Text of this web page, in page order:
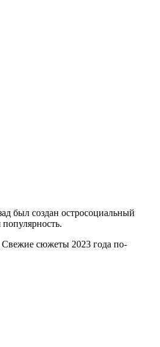
был создан остросоциальный
Свежие сюжеты 2023 года по-